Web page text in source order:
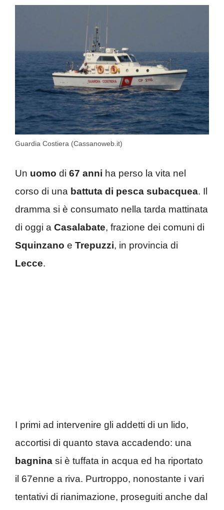
Guardia Costiera (Cassanoweb.it)
Un uomo di 67 anni ha perso la vita nel
corso di una battuta di pesca subacquea. Il
dramma si è consumato nella tarda mattinata
di oggi a Casalabate, frazione dei comuni di
Squinzano e Trepuzzi, in provincia di
Lecce.
I primi ad intervenire gli addetti di un lido,
accortisi di quanto stava accadendo: una
bagnina si è tuffata in acqua ed ha riportato
il 67enne a riva. Purtroppo, nonostante i vari
tentativi di rianimazione, proseguiti anche dal